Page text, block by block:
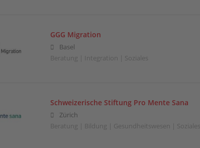
GGG Migration
Basel
Beratung | Integration | Soziales
Schweizerische Stiftung Pro Mente Sana
Zürich
Beratung | Bildung | Gesundheitswesen | Soziales